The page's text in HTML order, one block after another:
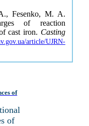
Fesenko, M. A.
of reaction
cast iron. Casting
article/UJRN-
of
of